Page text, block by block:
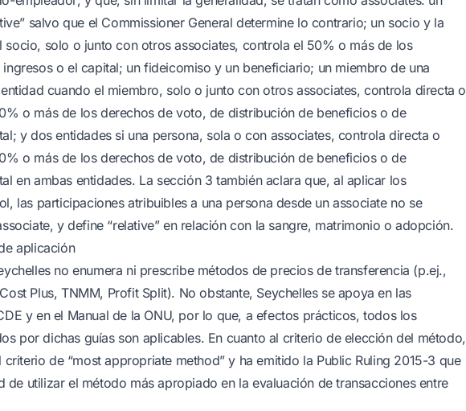
salvo que el Commissioner General determine lo contrario; un socio y la
socio, solo o junto con otros associates, controla el 50% o más de los
o el capital; un fideicomiso y un beneficiario; un miembro de una
cuando el miembro, solo o junto con otros associates, controla directa o
o más de los derechos de voto, de distribución de beneficios o de
y dos entidades si una persona, sola o con associates, controla directa o
o más de los derechos de voto, de distribución de beneficios o de
en ambas entidades. La sección 3 también aclara que, al aplicar los
las participaciones atribuibles a una persona desde un associate no se
y define “relative” en relación con la sangre, matrimonio o adopción.
aplicación
no enumera ni prescribe métodos de precios de transferencia (p.ej.,
Plus, TNMM, Profit Split). No obstante, Seychelles se apoya en las
y en el Manual de la ONU, por lo que, a efectos prácticos, todos los
por dichas guías son aplicables. En cuanto al criterio de elección del método,
criterio de “most appropriate method” y ha emitido la Public Ruling 2015-3 que
de utilizar el método más apropiado en la evaluación de transacciones entre